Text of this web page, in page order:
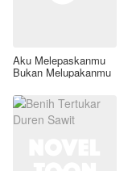
Aku Melepaskanmu
Bukan Melupakanmu